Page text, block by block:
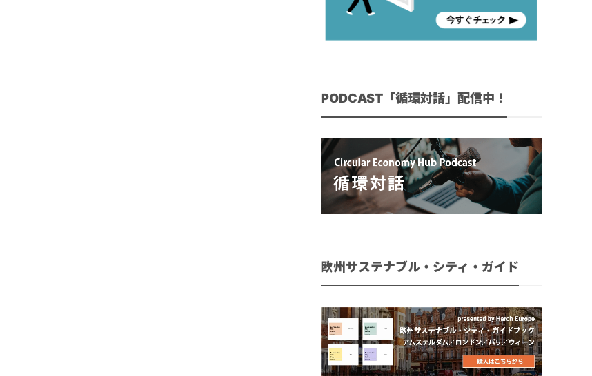
PODCAST「循環対話」配信中！
欧州サステナブル・シティ・ガイド